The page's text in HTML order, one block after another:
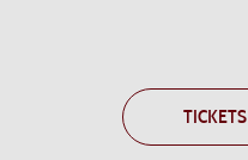
TICKETS